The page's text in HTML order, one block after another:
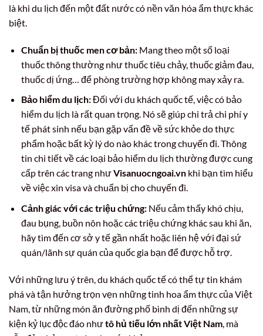
là khi du lịch đến một đất nước có nền văn hóa ẩm thực khác
biệt.
Chuẩn bị thuốc men cơ bản:Mang theo một số loại
thuốc thông thường như thuốc tiêu chảy, thuốc giảm đau,
thuốc dị ứng… để phòng trường hợp không may xảy ra.
Bảo hiểm du lịch:Đối với du khách quốc tế, việc có bảo
hiểm du lịch là rất quan trọng. Nó sẽ giúp chi trả chi phí y
tế phát sinh nếu bạn gặp vấn đề về sức khỏe do thực
phẩm hoặc bất kỳ lý do nào khác trong chuyến đi. Thông
tin chi tiết về các loại bảo hiểm du lịch thường được cung
cấp trên các trang nhưVisanuocngoai.vnkhi bạn tìm hiểu
về việc xin visa và chuẩn bị cho chuyến đi.
Cảnh giác với các triệu chứng:Nếu cảm thấy khó chịu,
đau bụng, buồn nôn hoặc các triệu chứng khác sau khi ăn,
hãy tìm đến cơ sở y tế gần nhất hoặc liên hệ với đại sứ
quán/lãnh sự quán của quốc gia bạn để được hỗ trợ.
Với những lưu ý trên, du khách quốc tế có thể tự tin khám
phá và tận hưởng trọn vẹn những tinh hoa ẩm thực của Việt
Nam, từ những món ăn đường phố bình dị đến những sự
kiện kỷ lục độc đáo nhưtô hủ tiếu lớn nhất Việt Nam, mà